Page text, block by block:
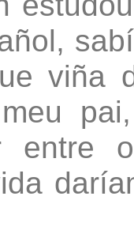
viña
entre